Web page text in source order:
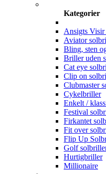
Kategorier
Ansigts
Aviator
Bling, sten
Briller uden
Cat eye
Clip on
Clubmaster
Cykelbriller
Enkelt /
Festival
Firkantet
Fit over
Flip Up
Golf
Hurtigbriller
Millionaire